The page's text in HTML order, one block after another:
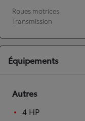
Roues motrices
Transmission
Équipements
Autres
4 HP